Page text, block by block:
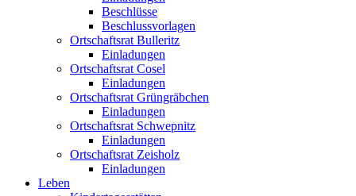
Beschlüsse
Beschlussvorlagen
Ortschaftsrat Bulleritz
Einladungen
Ortschaftsrat Cosel
Einladungen
Ortschaftsrat Grüngräbchen
Einladungen
Ortschaftsrat Schwepnitz
Einladungen
Ortschaftsrat Zeisholz
Einladungen
Leben